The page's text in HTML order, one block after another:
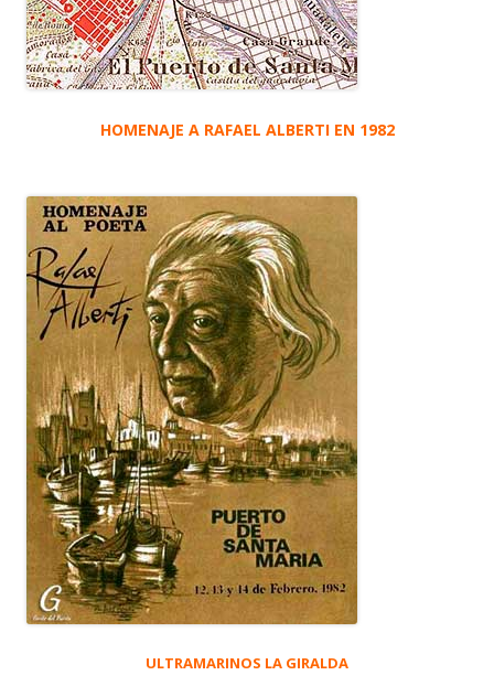
HOMENAJE A RAFAEL ALBERTI EN 1982
ULTRAMARINOS LA GIRALDA